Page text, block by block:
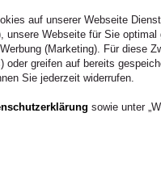
auf unserer Webseite
unsere Webseite für Sie
(Marketing). Für diese
oder greifen auf bereits
Sie jederzeit widerrufen.
sowie unter